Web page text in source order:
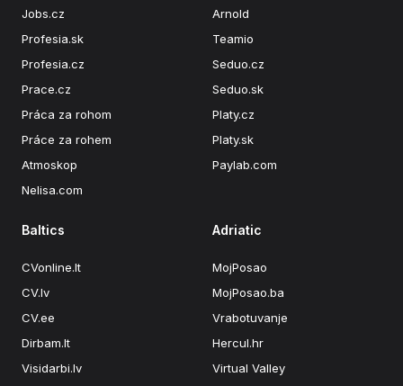
Jobs.cz
Profesia.sk
Profesia.cz
Prace.cz
Práca za rohom
Práce za rohem
Atmoskop
Nelisa.com
Arnold
Teamio
Seduo.cz
Seduo.sk
Platy.cz
Platy.sk
Paylab.com
Baltics
CVonline.lt
CV.lv
CV.ee
Dirbam.lt
Visidarbi.lv
Adriatic
MojPosao
MojPosao.ba
Vrabotuvanje
Hercul.hr
Virtual Valley